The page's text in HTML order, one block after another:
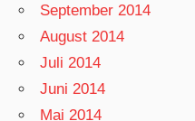
September 2014
August 2014
Juli 2014
Juni 2014
Mai 2014